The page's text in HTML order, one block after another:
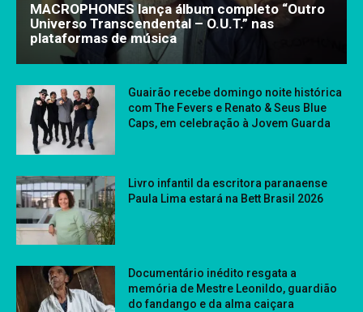
MACROPHONES lança álbum completo “Outro
Universo Transcendental – O.U.T.” nas
plataformas de música
Guairão recebe domingo noite histórica
com The Fevers e Renato & Seus Blue
Caps, em celebração à Jovem Guarda
Livro infantil da escritora paranaense
Paula Lima estará na Bett Brasil 2026
Documentário inédito resgata a
memória de Mestre Leonildo, guardião
do fandango e da alma caiçara